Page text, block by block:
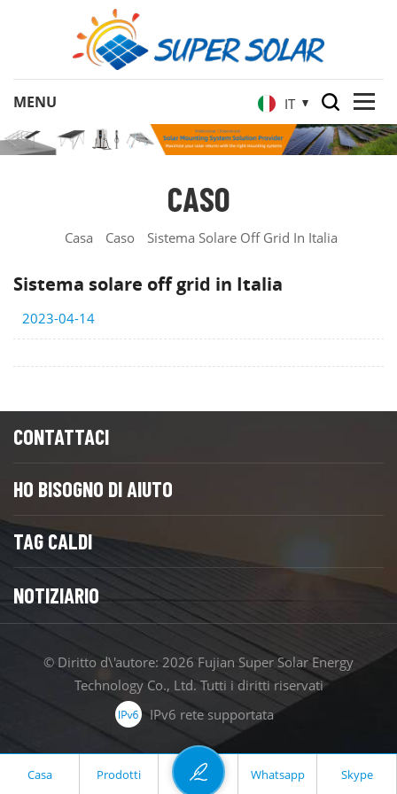
IT
CASO
Casa Caso Sistema Solare Off Grid In Italia
Sistema solare off grid in Italia
2023-04-14
CONTATTACI
HO BISOGNO DI AIUTO
TAG CALDI
NOTIZIARIO
© Diritto d\'autore: 2026 Fujian Super Solar Energy
Technology Co., Ltd. Tutti i diritti riservati
IPv6 rete supportata
Casa Prodotti Whatsapp Skype